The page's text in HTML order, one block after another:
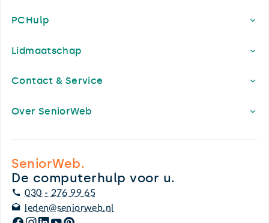
PCHulp
Lidmaatschap
Contact & Service
Over SeniorWeb
SeniorWeb.
De computerhulp voor u.
030 - 276 99 65
leden@seniorweb.nl